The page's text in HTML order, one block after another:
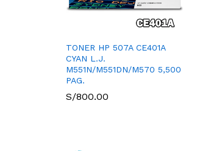
TONER HP 507A CE401A
CYAN L.J.
M551N/M551DN/M570 5,500
PAG.
S/800.00